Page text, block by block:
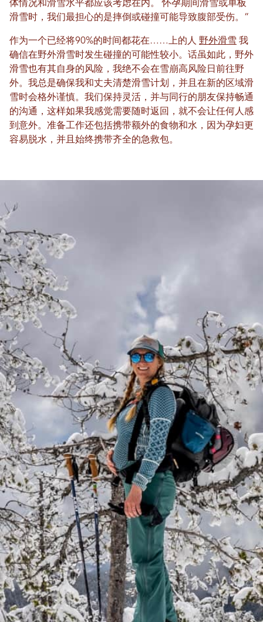
体情况和滑雪水平都应该考虑在内。怀孕期间滑雪或单板
滑雪时，我们最担心的是摔倒或碰撞可能导致腹部受伤。 “
作为一个已经将90%的时间都花在……上的人 野外滑雪 我
确信在野外滑雪时发生碰撞的可能性较小。话虽如此，野外
滑雪也有其自身的风险，我绝不会在雪崩高风险日前往野
外。我总是确保我和丈夫清楚滑雪计划，并且在新的区域滑
雪时会格外谨慎。我们保持灵活，并与同行的朋友保持畅通
的沟通，这样如果我感觉需要随时返回，就不会让任何人感
到意外。准备工作还包括携带额外的食物和水，因为孕妇更
容易脱水，并且始终携带齐全的急救包。